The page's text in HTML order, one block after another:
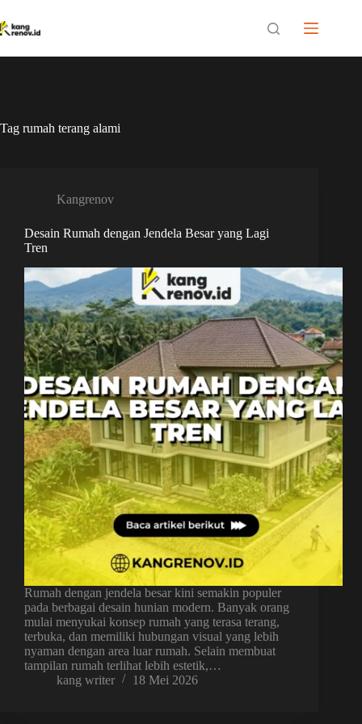
to
content
Tag rumah terang alami
Kangrenov
Desain Rumah dengan Jendela Besar yang Lagi
Tren
Rumah dengan jendela besar kini semakin populer
pada berbagai desain hunian modern. Banyak orang
mulai menyukai konsep rumah yang terasa terang,
terbuka, dan memiliki hubungan visual yang lebih
nyaman dengan area luar rumah. Selain membuat
tampilan rumah terlihat lebih estetik,…
kang writer
18 Mei 2026